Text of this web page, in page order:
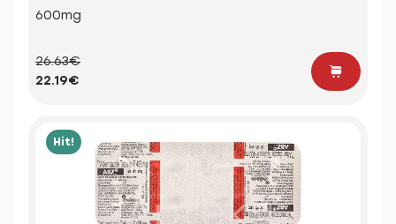
600mg
26.63€
22.19€
Hit!